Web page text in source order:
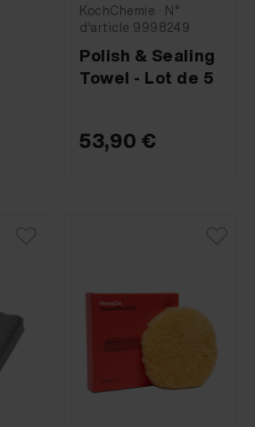
KochChemie · N°
d'article 9998249
Polish & Sealing
Towel - Lot de 5
53,90 €